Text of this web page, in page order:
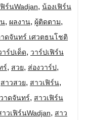
ร์นWadjan, น้องเฟิร์น
, ผลงาน, ผู้ติดตาม,
าดจันทร์ เศวตธนโชติ
าร์ปเด็ด, วาร์ปเฟิร์น
ร์, สวย, ส่องวาร์ป,
สาวสวย, สาวเฟิร์น,
าดจันทร์, สาวเฟิร์น
าวเฟิร์นWadjan, สาว